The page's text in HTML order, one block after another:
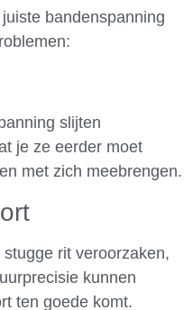
bandenspanning
slijten
je ze eerder moet
met zich meebrengen.
rit veroorzaken,
kunnen
ten goede komt.